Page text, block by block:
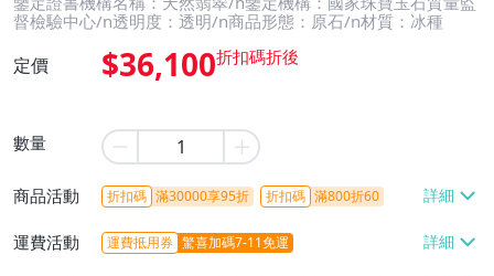
督檢驗中心/n透明度：透明/n商品形態：原石/n材質：冰種
定價 $36,100
數量
商品活動 折扣碼 滿30000享95折 折扣碼 滿800折60
運費活動 運費抵用券 驚喜加碼7-11免運